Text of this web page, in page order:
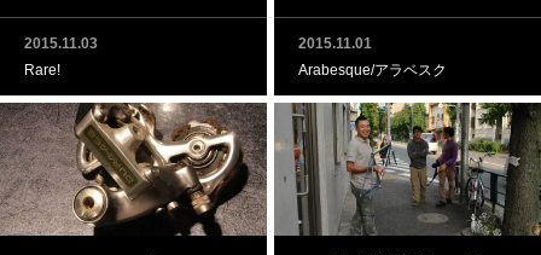
2015.11.03
Rare!
2015.11.01
Arabesque/アラベスク